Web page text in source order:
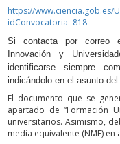
https://www.ciencia.gob.es/
idConvocatoria=818
Si contacta por correo
Innovación y
identificarse siempre
indicándolo en el asunto
El documento que se
apartado de “Formación
universitarios. Asimismo,
media equivalente (NME)